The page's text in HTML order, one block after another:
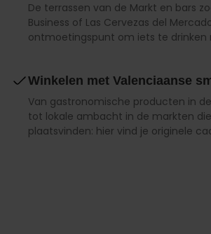
De terrassen van de Markt en bars
Business of Las Cervezas del
ontmoetingspunt om iets te drinken
Winkelen met Valenciaanse
Van gastronomische producten in
tot lokale ambacht in de markten
plaatsvinden: hier vind je originele